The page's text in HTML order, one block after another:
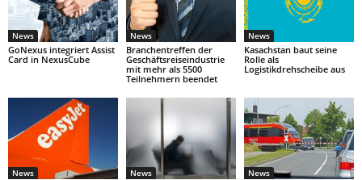
News
GoNexus integriert Assist
Card in NexusCube
News
Branchentreffen der
Geschäftsreiseindustrie
mit mehr als 5500
Teilnehmern beendet
News
Kasachstan baut seine
Rolle als
Logistikdrehscheibe aus
News News News